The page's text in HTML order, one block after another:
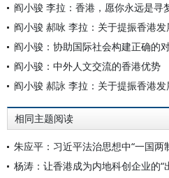
阎小骏 李拉：香港，愿你永远是寻
阎小骏 郝咏 李拉：关于提振香港
阎小骏：协助国际社会构建正确的
阎小骏：中外人文交流的香港优势
阎小骏 郝詠 李拉：关于提振香港
相同主题阅读
杨涛：让香港成为内地科创企业的“